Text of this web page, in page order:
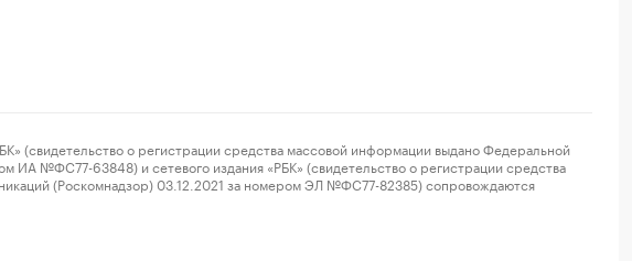
о регистрации средства массовой информации выдано Федеральной
ИА №ФС77-63848) и сетевого издания «РБК» (свидетельство о регистрации средства
(Роскомнадзор) 03.12.2021 за номером ЭЛ №ФС77-82385) сопровождаются